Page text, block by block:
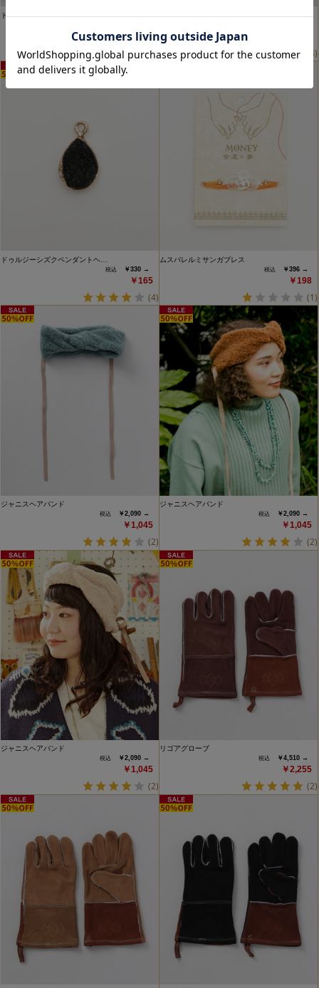
ドゥルジーシズクペンダントヘ…
￥165
(4)
ドゥルジーシズクペンダントヘ…
(4)
ドゥルジーシズクペンダントヘ…
￥330 →
￥165
(4)
ムスバレルミサンガブレス
￥396 →
￥198
(1)
ジャニスヘアバンド
￥2,090 →
￥1,045
(2)
ジャニスヘアバンド
￥2,090 →
￥1,045
(2)
ジャニスヘアバンド
￥2,090 →
￥1,045
(2)
リゴアグローブ
￥4,510 →
￥2,255
(2)